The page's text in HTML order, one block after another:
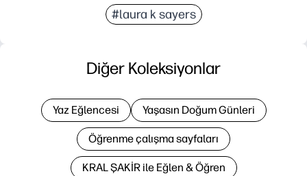
#laura k sayers
Diğer Koleksiyonlar
Yaz Eğlencesi Yaşasın Doğum Günleri
Öğrenme çalışma sayfaları
KRAL ŞAKİR ile Eğlen & Öğren